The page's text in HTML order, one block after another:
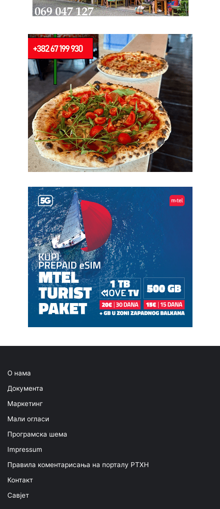
О нама
Документа
Маркетинг
Мали огласи
Програмска шема
Impressum
Правила коментарисања на порталу РТХН
Контакт
Савјет